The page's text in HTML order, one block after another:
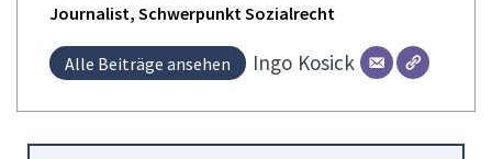
Journalist, Schwerpunkt Sozialrecht
Alle Beiträge ansehen Ingo Kosick